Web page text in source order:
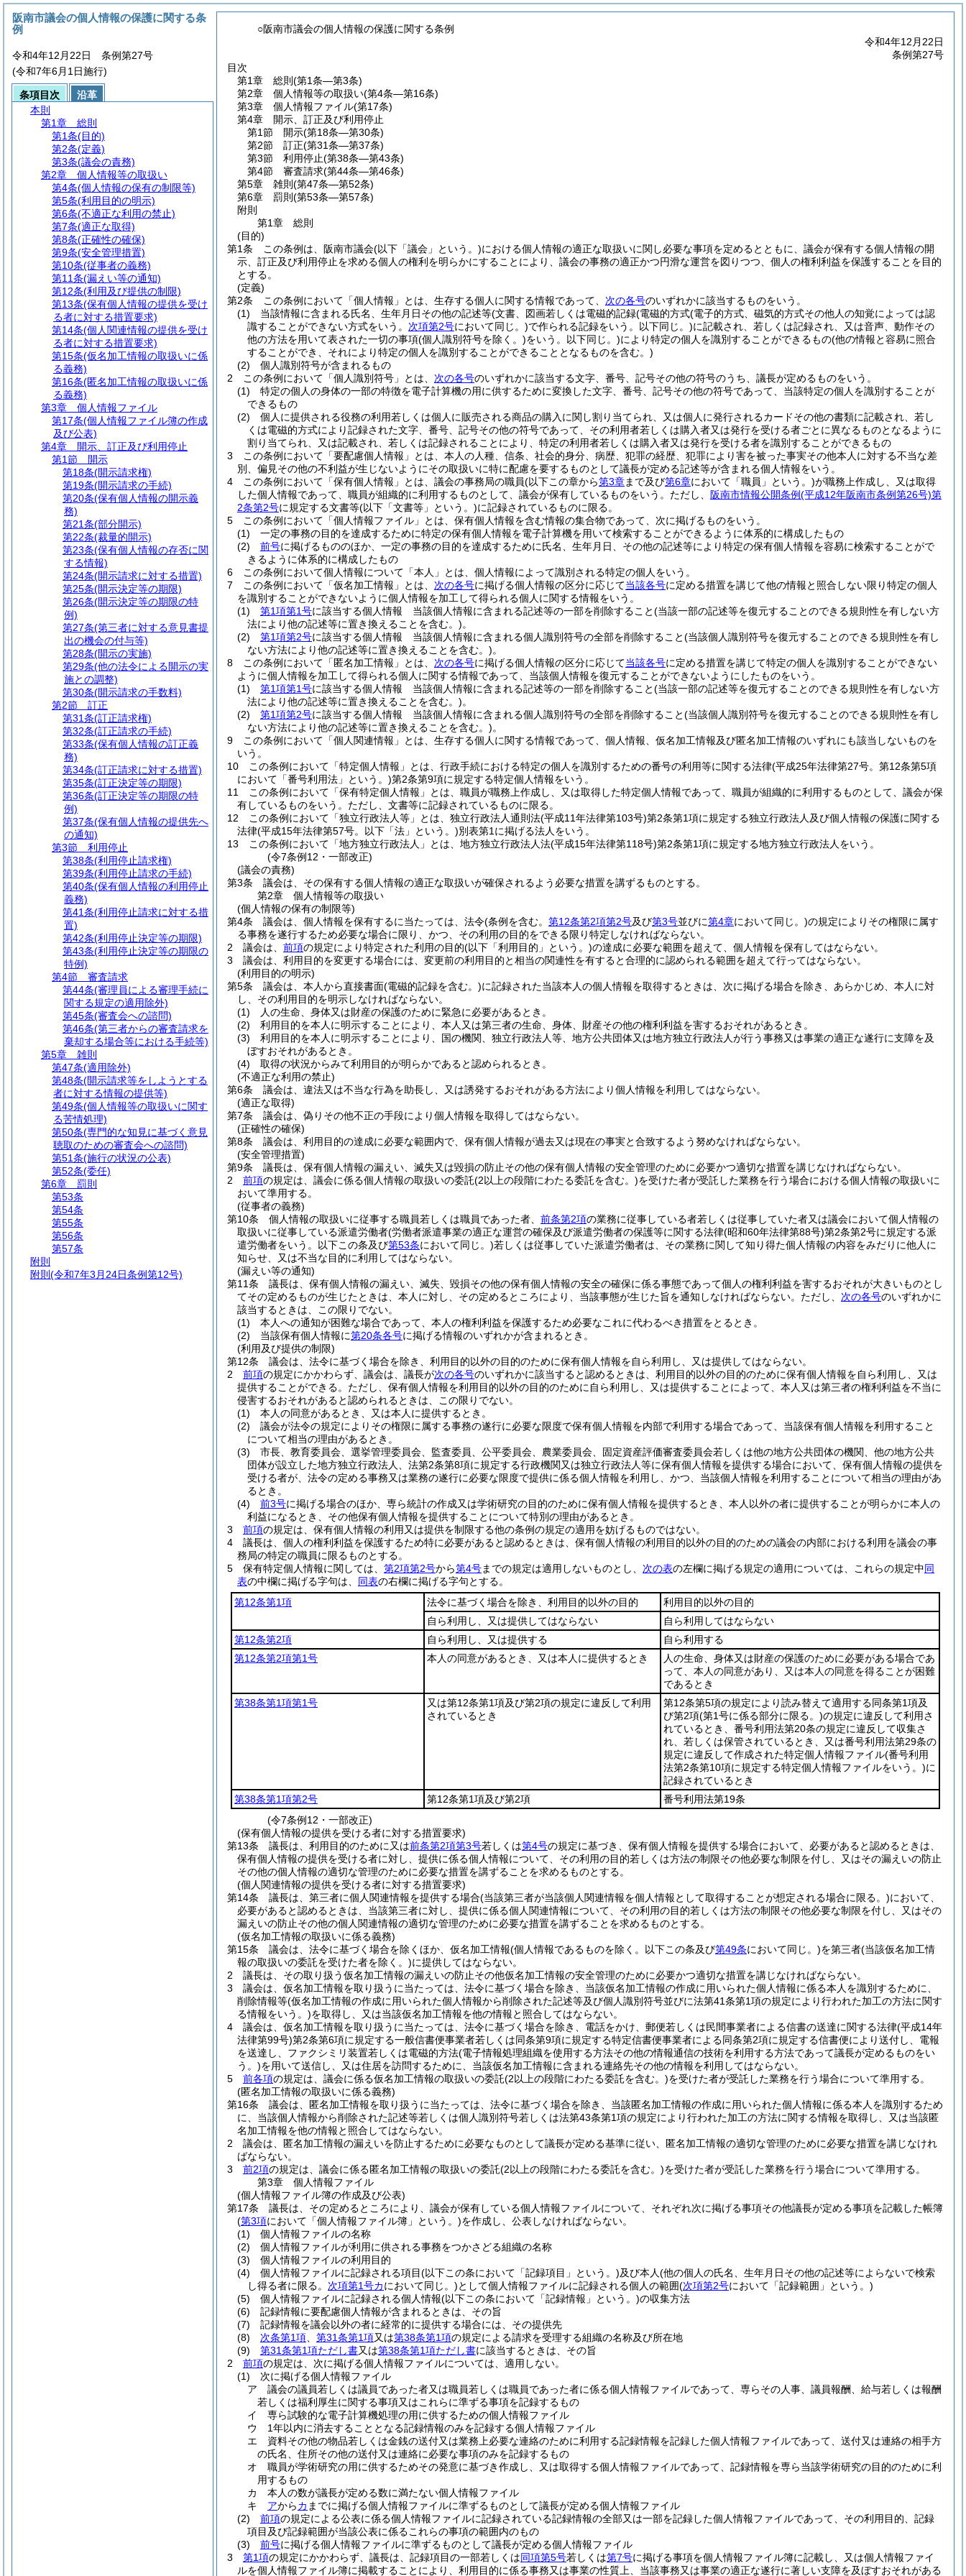
○阪南市議会の個人情報の保護に関する条例
令和4年12月22日
条例第27号
目次
第1章
総則 (第1条―第3条)
第2章
個人情報等の取扱い(第4条―第16条)
第3章
個人情報ファイル(第17条)
第4章
開示、訂正及び利用停止
第1節
開示(第18条―第30条)
第2節
訂正(第31条―第37条)
第3節
利用停止(第38条―第43条)
第4節
審査請求(第44条―第46条)
第5章
雑則 (第47条―第52条)
第6章
罰則 (第53条―第57条)
附則
第1章
総則
(目的)
第1条
この条例は、阪南市議会(以下「議会」という。)における個人情報の適正な取扱いに関し必要な事項を定めるとともに、議会が保有する個人情報の開
示、訂正及び利用停止を求める個人の権利を明らかにすることにより、議会の事務の適正かつ円滑な運営を図りつつ、個人の権利利益を保護することを目的
とする。
(定義)
第2条
この条例において「個人情報」とは、生存する個人に関する情報であって、 次の各号のいずれかに該当するものをいう。
(1)
当該情報に含まれる氏名、生年月日その他の記述等(文書、図画若しくは電磁的記録(電磁的方式(電子的方式、磁気的方式その他人の知覚によっては認
識することができない方式をいう。 次項第2号において同じ。)で作られる記録をいう。以下同じ。)に記載され、若しくは記録され、又は音声、動作その
他の方法を用いて表された一切の事項(個人識別符号を除く。)をいう。以下同じ。)により特定の個人を識別することができるもの(他の情報と容易に照合
することができ、それにより特定の個人を識別することができることとなるものを含む。)
(2)
個人識別符号が含まれるもの
2
この条例において「個人識別符号」とは、 次の各号のいずれかに該当する文字、番号、記号その他の符号のうち、議長が定めるものをいう。
(1)
特定の個人の身体の一部の特徴を電子計算機の用に供するために変換した文字、番号、記号その他の符号であって、当該特定の個人を識別することが
できるもの
(2)
個人に提供される役務の利用若しくは個人に販売される商品の購入に関し割り当てられ、又は個人に発行されるカードその他の書類に記載され、若し
くは電磁的方式により記録された文字、番号、記号その他の符号であって、その利用者若しくは購入者又は発行を受ける者ごとに異なるものとなるように
割り当てられ、又は記載され、若しくは記録されることにより、特定の利用者若しくは購入者又は発行を受ける者を識別することができるもの
3
この条例において「要配慮個人情報」とは、本人の人種、信条、社会的身分、病歴、犯罪の経歴、犯罪により害を被った事実その他本人に対する不当な差
別、偏見その他の不利益が生じないようにその取扱いに特に配慮を要するものとして議長が定める記述等が含まれる個人情報をいう。
4
この条例において「保有個人情報」とは、議会の事務局の職員(以下この章から第3章まで及び第6章において「職員」という。)が職務上作成し、又は取得
した個人情報であって、職員が組織的に利用するものとして、議会が保有しているものをいう。 ただし、 阪南市情報公開条例(平成12年阪南市条例第26号)第
2条第2号に規定する文書等(以下「文書等」という。)に記録されているものに限る。
5
この条例において「個人情報ファイル」とは、保有個人情報を含む情報の集合物であって、次に掲げるものをいう。
(1)
一定の事務の目的を達成するために特定の保有個人情報を電子計算機を用いて検索することができるように体系的に構成したもの
(2)
前号に掲げるもののほか、一定の事務の目的を達成するために氏名、生年月日、その他の記述等により特定の保有個人情報を容易に検索することがで
きるように体系的に構成したもの
6
この条例において個人情報について「本人」とは、個人情報によって識別される特定の個人をいう。
7
この条例において「仮名加工情報」とは、 次の各号に掲げる個人情報の区分に応じて当該各号に定める措置を講じて他の情報と照合しない限り特定の個人
を識別することができないように個人情報を加工して得られる個人に関する情報をいう。
(1)
第1項第1号に該当する個人情報 当該個人情報に含まれる記述等の一部を削除すること(当該一部の記述等を復元することのできる規則性を有しない方
法により他の記述等に置き換えることを含む。)。
(2)
第1項第2号に該当する個人情報 当該個人情報に含まれる個人識別符号の全部を削除すること(当該個人識別符号を復元することのできる規則性を有し
ない方法により他の記述等に置き換えることを含む。)。
8
この条例において「匿名加工情報」とは、 次の各号に掲げる個人情報の区分に応じて当該各号に定める措置を講じて特定の個人を識別することができない
ように個人情報を加工して得られる個人に関する情報であって、当該個人情報を復元することができないようにしたものをいう。
(1)
第1項第1号に該当する個人情報 当該個人情報に含まれる記述等の一部を削除すること(当該一部の記述等を復元することのできる規則性を有しない方
法により他の記述等に置き換えることを含む。)。
(2)
第1項第2号に該当する個人情報 当該個人情報に含まれる個人識別符号の全部を削除すること(当該個人識別符号を復元することのできる規則性を有し
ない方法により他の記述等に置き換えることを含む。)。
9
この条例において「個人関連情報」とは、生存する個人に関する情報であって、個人情報、仮名加工情報及び匿名加工情報のいずれにも該当しないものを
いう。
10
この条例において「特定個人情報」とは、行政手続における特定の個人を識別するための番号の利用等に関する法律(平成25年法律第27号。第12条第5項
において「番号利用法」という。)第2条第9項に規定する特定個人情報をいう。
11
この条例において「保有特定個人情報」とは、職員が職務上作成し、又は取得した特定個人情報であって、職員が組織的に利用するものとして、議会が保
有しているものをいう。 ただし、文書等に記録されているものに限る。
12
この条例において「独立行政法人等」とは、独立行政法人通則法(平成11年法律第103号)第2条第1項に規定する独立行政法人及び個人情報の保護に関する
法律(平成15年法律第57号。以下「法」という。)別表第1に掲げる法人をいう。
13
この条例において「地方独立行政法人」とは、地方独立行政法人法(平成15年法律第118号)第2条第1項に規定する地方独立行政法人をいう。
(令7条例12・一部改正)
(議会の責務)
第3条
議会は、その保有する個人情報の適正な取扱いが確保されるよう必要な措置を講ずるものとする。
第2章
個人情報等の取扱い
(個人情報の保有の制限等)
第4条
議会は、個人情報を保有するに当たっては、法令(条例を含む。 第12条第2項第2号及び第3号並びに第4章において同じ。)の規定によりその権限に属す
る事務を遂行するため必要な場合に限り、かつ、その利用の目的をできる限り特定しなければならない。
2
議会は、 前項の規定により特定された利用の目的(以下「利用目的」という。)の達成に必要な範囲を超えて、個人情報を保有してはならない。
3
議会は、利用目的を変更する場合には、変更前の利用目的と相当の関連性を有すると合理的に認められる範囲を超えて行ってはならない。
(利用目的の明示)
第5条
議会は、本人から直接書面(電磁的記録を含む。)に記録された当該本人の個人情報を取得するときは、次に掲げる場合を除き、あらかじめ、本人に対
し、その利用目的を明示しなければならない。
(1)
人の生命、身体又は財産の保護のために緊急に必要があるとき。
(2)
利用目的を本人に明示することにより、本人又は第三者の生命、身体、財産その他の権利利益を害するおそれがあるとき。
(3)
利用目的を本人に明示することにより、国の機関、独立行政法人等、地方公共団体又は地方独立行政法人が行う事務又は事業の適正な遂行に支障を及
ぼすおそれがあるとき。
(4)
取得の状況からみて利用目的が明らかであると認められるとき。
(不適正な利用の禁止)
第6条
議会は、違法又は不当な行為を助長し、又は誘発するおそれがある方法により個人情報を利用してはならない。
(適正な取得)
第7条
議会は、偽りその他不正の手段により個人情報を取得してはならない。
(正確性の確保)
第8条
議会は、利用目的の達成に必要な範囲内で、保有個人情報が過去又は現在の事実と合致するよう努めなければならない。
(安全管理措置)
第9条
議長は、保有個人情報の漏えい、滅失又は毀損の防止その他の保有個人情報の安全管理のために必要かつ適切な措置を講じなければならない。
2
前項の規定は、議会に係る個人情報の取扱いの委託(2以上の段階にわたる委託を含む。)を受けた者が受託した業務を行う場合における個人情報の取扱いに
おいて準用する。
(従事者の義務)
第10条
個人情報の取扱いに従事する職員若しくは職員であった者、 前条第2項の業務に従事している者若しくは従事していた者又は議会において個人情報の
取扱いに従事している派遣労働者(労働者派遣事業の適正な運営の確保及び派遣労働者の保護等に関する法律(昭和60年法律第88号)第2条第2号に規定する派
遣労働者をいう。以下この条及び第53条において同じ。)若しくは従事していた派遣労働者は、その業務に関して知り得た個人情報の内容をみだりに他人に
知らせ、又は不当な目的に利用してはならない。
(漏えい等の通知)
第11条
議長は、保有個人情報の漏えい、滅失、毀損その他の保有個人情報の安全の確保に係る事態であって個人の権利利益を害するおそれが大きいものとし
てその定めるものが生じたときは、本人に対し、その定めるところにより、当該事態が生じた旨を通知しなければならない。 ただし、 次の各号のいずれかに
該当するときは、この限りでない。
(1)
本人への通知が困難な場合であって、本人の権利利益を保護するため必要なこれに代わるべき措置をとるとき。
(2)
当該保有個人情報に第20条各号に掲げる情報のいずれかが含まれるとき。
(利用及び提供の制限)
第12条
議会は、法令に基づく場合を除き、利用目的以外の目的のために保有個人情報を自ら利用し、又は提供してはならない。
2
前項の規定にかかわらず、議会は、議長が次の各号のいずれかに該当すると認めるときは、利用目的以外の目的のために保有個人情報を自ら利用し、又は
提供することができる。 ただし、保有個人情報を利用目的以外の目的のために自ら利用し、又は提供することによって、本人又は第三者の権利利益を不当に
侵害するおそれがあると認められるときは、この限りでない。
(1)
本人の同意があるとき、又は本人に提供するとき。
(2)
議会が法令の規定によりその権限に属する事務の遂行に必要な限度で保有個人情報を内部で利用する場合であって、当該保有個人情報を利用すること
について相当の理由があるとき。
(3)
市長、教育委員会、選挙管理委員会、監査委員、公平委員会、農業委員会、固定資産評価審査委員会若しくは他の地方公共団体の機関、他の地方公共
団体が設立した地方独立行政法人、法第2条第8項に規定する行政機関又は独立行政法人等に保有個人情報を提供する場合において、保有個人情報の提供を
受ける者が、法令の定める事務又は業務の遂行に必要な限度で提供に係る個人情報を利用し、かつ、当該個人情報を利用することについて相当の理由があ
るとき。
(4)
前3号に掲げる場合のほか、専ら統計の作成又は学術研究の目的のために保有個人情報を提供するとき、本人以外の者に提供することが明らかに本人の
利益になるとき、その他保有個人情報を提供することについて特別の理由があるとき。
3
前項の規定は、保有個人情報の利用又は提供を制限する他の条例の規定の適用を妨げるものではない。
4
議長は、個人の権利利益を保護するため特に必要があると認めるときは、保有個人情報の利用目的以外の目的のための議会の内部における利用を議会の事
務局の特定の職員に限るものとする。
5
保有特定個人情報に関しては、 第2項第2号から第4号までの規定は適用しないものとし、 次の表の左欄に掲げる規定の適用については、これらの規定中同
表の中欄に掲げる字句は、 同表の右欄に掲げる字句とする。
第12条第1項
法令に基づく場合を除き、利用目的以外の目的
利用目的以外の目的
自ら利用し、又は提供してはならない
自ら利用してはならない
第12条第2項
自ら利用し、又は提供する
自ら利用する
第12条第2項第1号
本人の同意があるとき、又は本人に提供するとき
人の生命、身体又は財産の保護のために必要がある場合であ
って、本人の同意があり、又は本人の同意を得ることが困難
であるとき
第38条第1項第1号
又は第12条第1項及び第2項の規定に違反して利用
されているとき
第12条第5項の規定により読み替えて適用する同条第1項及
び第2項(第1号に係る部分に限る。)の規定に違反して利用さ
れているとき、番号利用法第20条の規定に違反して収集さ
れ、若しくは保管されているとき、又は番号利用法第29条の
規定に違反して作成された特定個人情報ファイル(番号利用
法第2条第10項に規定する特定個人情報ファイルをいう。)に
記録されているとき
第38条第1項第2号
第12条第1項及び第2項
番号利用法第19条
(令7条例12・一部改正)
(保有個人情報の提供を受ける者に対する措置要求)
第13条
議長は、利用目的のために又は前条第2項第3号若しくは第4号の規定に基づき、保有個人情報を提供する場合において、必要があると認めるときは、
保有個人情報の提供を受ける者に対し、提供に係る個人情報について、その利用の目的若しくは方法の制限その他必要な制限を付し、又はその漏えいの防止
その他の個人情報の適切な管理のために必要な措置を講ずることを求めるものとする。
(個人関連情報の提供を受ける者に対する措置要求)
第14条
議長は、第三者に個人関連情報を提供する場合(当該第三者が当該個人関連情報を個人情報として取得することが想定される場合に限る。)において、
必要があると認めるときは、当該第三者に対し、提供に係る個人関連情報について、その利用の目的若しくは方法の制限その他必要な制限を付し、又はその
漏えいの防止その他の個人関連情報の適切な管理のために必要な措置を講ずることを求めるものとする。
(仮名加工情報の取扱いに係る義務)
第15条
議会は、法令に基づく場合を除くほか、仮名加工情報(個人情報であるものを除く。以下この条及び第49条において同じ。)を第三者(当該仮名加工情
報の取扱いの委託を受けた者を除く。)に提供してはならない。
2
議長は、その取り扱う仮名加工情報の漏えいの防止その他仮名加工情報の安全管理のために必要かつ適切な措置を講じなければならない。
3
議会は、仮名加工情報を取り扱うに当たっては、法令に基づく場合を除き、当該仮名加工情報の作成に用いられた個人情報に係る本人を識別するために、
削除情報等(仮名加工情報の作成に用いられた個人情報から削除された記述等及び個人識別符号並びに法第41条第1項の規定により行われた加工の方法に関す
る情報をいう。)を取得し、又は当該仮名加工情報を他の情報と照合してはならない。
4
議会は、仮名加工情報を取り扱うに当たっては、法令に基づく場合を除き、電話をかけ、郵便若しくは民間事業者による信書の送達に関する法律(平成14年
法律第99号)第2条第6項に規定する一般信書便事業者若しくは同条第9項に規定する特定信書便事業者による同条第2項に規定する信書便により送付し、電報
を送達し、ファクシミリ装置若しくは電磁的方法(電子情報処理組織を使用する方法その他の情報通信の技術を利用する方法であって議長が定めるものをい
う。)を用いて送信し、又は住居を訪問するために、当該仮名加工情報に含まれる連絡先その他の情報を利用してはならない。
5
前各項の規定は、議会に係る仮名加工情報の取扱いの委託(2以上の段階にわたる委託を含む。)を受けた者が受託した業務を行う場合について準用する。
(匿名加工情報の取扱いに係る義務)
第16条
議会は、匿名加工情報を取り扱うに当たっては、法令に基づく場合を除き、当該匿名加工情報の作成に用いられた個人情報に係る本人を識別するため
に、当該個人情報から削除された記述等若しくは個人識別符号若しくは法第43条第1項の規定により行われた加工の方法に関する情報を取得し、又は当該匿
名加工情報を他の情報と照合してはならない。
2
議会は、匿名加工情報の漏えいを防止するために必要なものとして議長が定める基準に従い、匿名加工情報の適切な管理のために必要な措置を講じなけれ
ばならない。
3
前2項の規定は、議会に係る匿名加工情報の取扱いの委託(2以上の段階にわたる委託を含む。)を受けた者が受託した業務を行う場合について準用する。
第3章
個人情報ファイル
(個人情報ファイル簿の作成及び公表)
第17条
議長は、その定めるところにより、議会が保有している個人情報ファイルについて、それぞれ次に掲げる事項その他議長が定める事項を記載した帳簿
(第3項において「個人情報ファイル簿」という。)を作成し、公表しなければならない。
(1)
個人情報ファイルの名称
(2)
個人情報ファイルが利用に供される事務をつかさどる組織の名称
(3)
個人情報ファイルの利用目的
(4)
個人情報ファイルに記録される項目(以下この条において「記録項目」という。)及び本人(他の個人の氏名、生年月日その他の記述等によらないで検索
し得る者に限る。 次項第1号カにおいて同じ。)として個人情報ファイルに記録される個人の範囲(次項第2号において「記録範囲」という。)
(5)
個人情報ファイルに記録される個人情報(以下この条において「記録情報」という。)の収集方法
(6)
記録情報に要配慮個人情報が含まれるときは、その旨
(7)
記録情報を議会以外の者に経常的に提供する場合には、その提供先
(8)
次条第1項 第31条第1項又は第38条第1項の規定による請求を受理する組織の名称及び所在地
(9)
第31条第1項ただし書又は第38条第1項ただし書に該当するときは、その旨
2
前項の規定は、次に掲げる個人情報ファイルについては、適用しない。
(1)
次に掲げる個人情報ファイル
ア
議会の議員若しくは議員であった者又は職員若しくは職員であった者に係る個人情報ファイルであって、専らその人事、議員報酬、給与若しくは報酬
若しくは福利厚生に関する事項又はこれらに準ずる事項を記録するもの
イ
専ら試験的な電子計算機処理の用に供するための個人情報ファイル
ウ
1年以内に消去することとなる記録情報のみを記録する個人情報ファイル
エ
資料その他の物品若しくは金銭の送付又は業務上必要な連絡のために利用する記録情報を記録した個人情報ファイルであって、送付又は連絡の相手方
の氏名、住所その他の送付又は連絡に必要な事項のみを記録するもの
オ
職員が学術研究の用に供するためその発意に基づき作成し、又は取得する個人情報ファイルであって、記録情報を専ら当該学術研究の目的のために利
用するもの
カ
本人の数が議長が定める数に満たない個人情報ファイル
キ
アからカ までに掲げる個人情報ファイルに準ずるものとして議長が定める個人情報ファイル
(2)
前項の規定による公表に係る個人情報ファイルに記録されている記録情報の全部又は一部を記録した個人情報ファイルであって、その利用目的、記録
項目及び記録範囲が当該公表に係るこれらの事項の範囲内のもの
(3)
前号に掲げる個人情報ファイルに準ずるものとして議長が定める個人情報ファイル
3
第1項の規定にかかわらず、議長は、記録項目の一部若しくは同項第5号若しくは第7号に掲げる事項を個人情報ファイル簿に記載し、又は個人情報ファイ
ルを個人情報ファイル簿に掲載することにより、利用目的に係る事務又は事業の性質上、当該事務又は事業の適正な遂行に著しい支障を及ぼすおそれがある
阪南市議会の個人情報の保護に関する条
例
令和4年12月22日 条例第27号
(令和7年6月1日施行)
条項目次
沿革
本則
第1章
総則
第1条(目的)
第2条(定義)
第3条(議会の責務)
第2章
個人情報等の取扱い
第4条(個人情報の保有の制限等)
第5条(利用目的の明示)
第6条(不適正な利用の禁止)
第7条(適正な取得)
第8条(正確性の確保)
第9条(安全管理措置)
第10条(従事者の義務)
第11条(漏えい等の通知)
第12条(利用及び提供の制限)
第13条(保有個人情報の提供を受け
る者に対する措置要求)
第14条(個人関連情報の提供を受け
る者に対する措置要求)
第15条(仮名加工情報の取扱いに係
る義務)
第16条(匿名加工情報の取扱いに係
る義務)
第3章
個人情報ファイル
第17条(個人情報ファイル簿の作成
及び公表)
第4章
開示、訂正及び利用停止
第1節
開示
第18条(開示請求権)
第19条(開示請求の手続)
第20条(保有個人情報の開示義
務)
第21条(部分開示)
第22条(裁量的開示)
第23条(保有個人情報の存否に関
する情報)
第24条(開示請求に対する措置)
第25条(開示決定等の期限)
第26条(開示決定等の期限の特
例)
第27条(第三者に対する意見書提
出の機会の付与等)
第28条(開示の実施)
第29条(他の法令による開示の実
施との調整)
第30条(開示請求の手数料)
第2節
訂正
第31条(訂正請求権)
第32条(訂正請求の手続)
第33条(保有個人情報の訂正義
務)
第34条(訂正請求に対する措置)
第35条(訂正決定等の期限)
第36条(訂正決定等の期限の特
例)
第37条(保有個人情報の提供先へ
の通知)
第3節
利用停止
第38条(利用停止請求権)
第39条(利用停止請求の手続)
第40条(保有個人情報の利用停止
義務)
第41条(利用停止請求に対する措
置)
第42条(利用停止決定等の期限)
第43条(利用停止決定等の期限の
特例)
第4節
審査請求
第44条(審理員による審理手続に
関する規定の適用除外)
第45条(審査会への諮問)
第46条(第三者からの審査請求を
棄却する場合等における手続等)
第5章
雑則
第47条(適用除外)
第48条(開示請求等をしようとする
者に対する情報の提供等)
第49条(個人情報等の取扱いに関す
る苦情処理)
第50条(専門的な知見に基づく意見
聴取のための審査会への諮問)
第51条(施行の状況の公表)
第52条(委任)
第6章
罰則
第53条
第54条
第55条
第56条
第57条
附則
附則 (令和7年3月24日条例第12号)